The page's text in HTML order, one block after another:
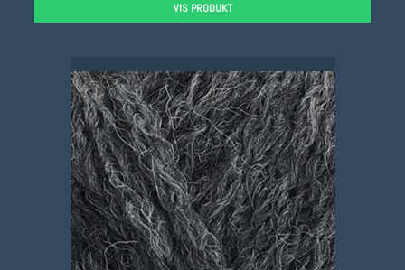
VIS PRODUKT